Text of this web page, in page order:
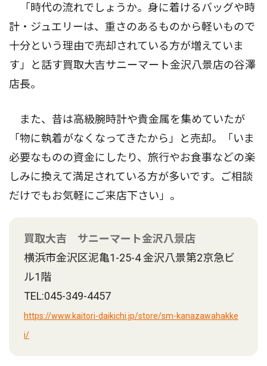
「時代の流れでしょうか。身に着けるバッグや時
計・ジュエリーは、重さのあるものから軽いもので
十分という理由で売却されている方が増えていま
す」と話す買取大吉サニーマート金沢八景店の谷澤
店長。
また、昔は高級腕時計や貴金属を集めていたが
「物に執着がなくなってきたから」と売却。「いま
必要なものの資金にしたり、旅行やお食事などの楽
しみに換えて満足されている方が多いです。ご相談
だけでもお気軽にご来店下さい」。
買取大吉 サニーマート金沢八景店
横浜市金沢区泥亀1-25-4 金沢八景第2京急ビ
ル1階
TEL:045-349-4457
https://www.kaitori-daikichi.jp/store/sm-kanazawahakke
i/